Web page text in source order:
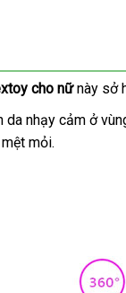
cho nữnày sở
da nhạy cảm ở
mỏi.